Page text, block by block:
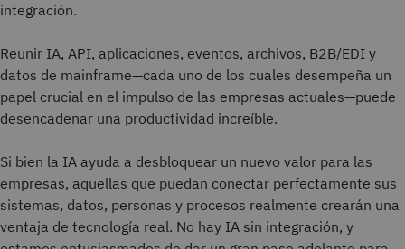
integración.
Reunir IA, API, aplicaciones, eventos, archivos, B2B/EDI y
datos de mainframe—cada uno de los cuales desempeña un
papel crucial en el impulso de las empresas actuales—puede
desencadenar una productividad increíble.
Si bien la IA ayuda a desbloquear un nuevo valor para las
empresas, aquellas que puedan conectar perfectamente sus
sistemas, datos, personas y procesos realmente crearán una
ventaja de tecnología real. No hay IA sin integración, y